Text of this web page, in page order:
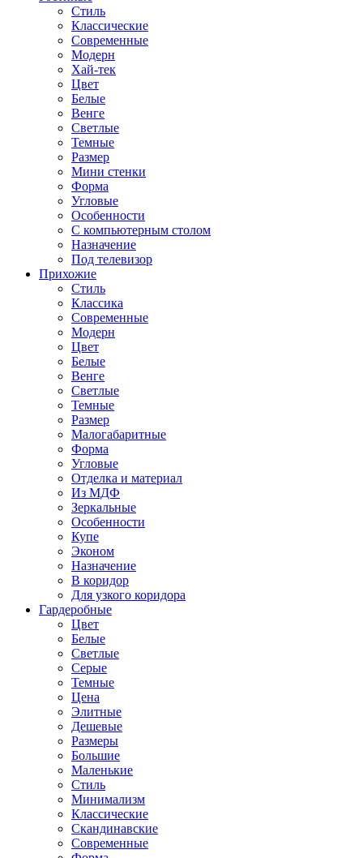
Стиль
Классические
Современные
Модерн
Хай-тек
Цвет
Белые
Венге
Светлые
Темные
Размер
Мини стенки
Форма
Угловые
Особенности
С компьютерным столом
Назначение
Под телевизор
Прихожие
Стиль
Классика
Современные
Модерн
Цвет
Белые
Венге
Светлые
Темные
Размер
Малогабаритные
Форма
Угловые
Отделка и материал
Из МДФ
Зеркальные
Особенности
Купе
Эконом
Назначение
В коридор
Для узкого коридора
Гардеробные
Цвет
Белые
Светлые
Серые
Темные
Цена
Элитные
Дешевые
Размеры
Большие
Маленькие
Стиль
Минимализм
Классические
Скандинавские
Современные